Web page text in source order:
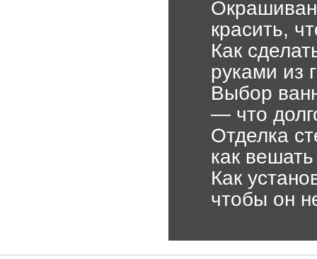
красить,
Как
руками из
Выбор
— что
Отделка
как
Как
чтобы он